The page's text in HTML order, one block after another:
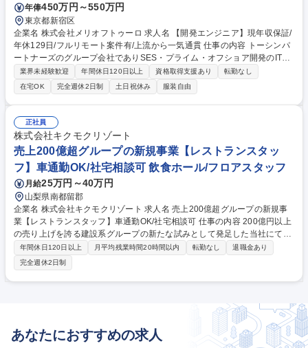
ト 年俸450万円～550万円
東京都新宿区
企業名 株式会社メリオフトゥーロ 求人名 【開発エンジニア】現年収保証/
年休129日/フルリモート案件有/上流から一気通貫 仕事の内容 トーシンパ
ートナーズのグループ会社でありSES・プライム・オフショア開発のITソ
リューション事業を行う当社にて、上流～下流（要件定義～設計～実装～
テスト～リリース）まで一気通貫でお任せいたします。 【案件例】■受託
開発：不動産アプリ・金融系サイト・保険系サイト・受発注システムの開
発保守運用/電子マネーのシステム開発 ■SES案件例：不動産投資サイト・
電子マネーシステム・オンライン試験システムの開発等 【案件のアサイン
方法】アサイン前にご希望や志向をお伺いし決定いたします。また案件の
途中変更OKと柔軟に対応しております。 【PC周辺機器の選択】MacやWi
ndows/デスクトップPCやノートPCなど選択可能です 募集職種 【開発エ
ンジニア】現年収保証/年休129日/フルリモート案件有/上流から一気通貫
業界未経験歓迎 年間休日120日以上 資格取得支援あり
転勤なし
在宅OK
完全週休2日制 土日祝休み 服装自由
正社員
株式会社キクモクリゾート
売上200億超グループの新規事業【レストランスタッ
フ】車通勤OK/社宅相談可 飲食ホール/フロアスタッフ
月給25万円～40万円
山梨県南都留郡
企業名 株式会社キクモクリゾート 求人名 売上200億超グループの新規事
業【レストランスタッフ】車通勤OK/社宅相談可 仕事の内容 200億円以上
の売り上げを誇る建設系グループの新たな試みとして発足した当社にて、
地域密着型レストランでのホール業務をはじめ、簡単な調理やメニュー開
発、売上管理、SNS運用など店舗運営をお任せします。 【まずは】ホー
ル業務・調理等店舗について学んでいただきます。【慣れてきたら】メニ
ュー開発、仕入れ管理、売上計画に基づく日次・月次の予実管理、SNS運
パス】副店長候補として経営スキルを身につけ、グループでの多店舗展開
の際は新規店舗立上に携わることも。グループ内での異動も希望すれば可
能な為、不動産関係の職へとキャリアチェンジも可能。 募集職種 売上200
億超グループの新規事業【レストランスタッフ】車通勤OK/社宅相談可
年間休日120日以上 月平均残業時間20時間以内 転勤なし
退職金あり
完全週休2日制
あなたにおすすめの求人